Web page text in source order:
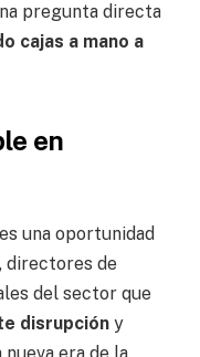
pregunta directa
cajas a mano a
en
una oportunidad
directores de
del sector que
disrupción y